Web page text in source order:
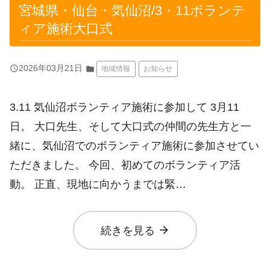
宮城県・仙台・気仙沼/3・11ボランテ
ィア施術大口式
query_builder2026年03月21日 folder 地域情報 お知らせ
3.11 気仙沼ボランティア施術に参加して 3月11
日。 大口先生、そして大口式の仲間の先生方と一
緒に、気仙沼でのボランティア施術に参加させてい
ただきました。 今回、初めてのボランティア活
動。 正直、現地に向かうまでは緊…
続きを見る arrow_forward